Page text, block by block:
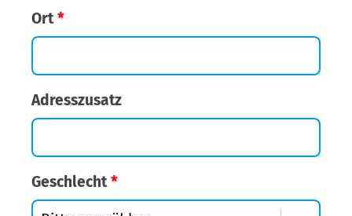
Ort*
Adresszusatz
Geschlecht*